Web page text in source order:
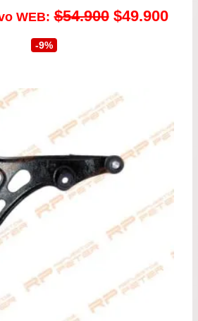
WEB: $54.900 El
era:
$54.900.
$49.900El
-9%